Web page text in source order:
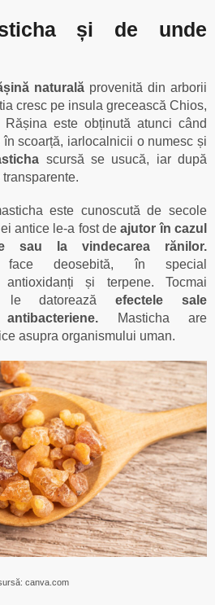
și de unde
naturală provenită din arborii
cresc pe insula grecească Chios,
este obținută atunci când
scoarță, iarlocalnicii o numesc și
scursă se usucă, iar după
este cunoscută de secole
antice le-a fost deajutor în cazul
sau la vindecarea rănilor.
deosebită, în special
antioxidanți și terpene. Tocmai
le datoreazăefectele sale
Masticha are
asupra organismului uman.
canva.com